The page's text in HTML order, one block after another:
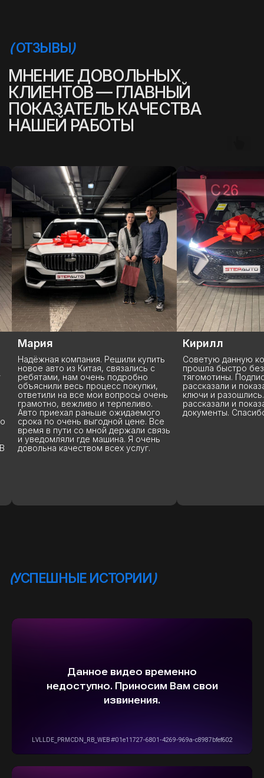
Мария
Надёжная компания. Решили купить
новое авто из Китая, связались с
ребятами, нам очень подробно
объяснили весь процесс покупки,
ответили на все мои вопросы очень
грамотно, вежливо и терпеливо.
Авто приехал раньше ожидаемого
срока по очень выгодной цене. Все
время в пути со мной держали связь
и уведомляли где машина. Я очень
довольна качеством всех услуг.
Кирилл
Советую данную
прошла быстро
тягомотины.
рассказали и
ключи и
рассказали и
документы.
УСПЕШНЫЕ ИСТОРИИ )